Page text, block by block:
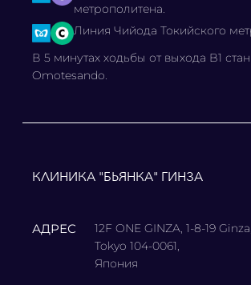
метрополитена.
Линия Чийода Токийского
В 5 минутах ходьбы от выхода B1
Omotesando.
КЛИНИКА "БЬЯНКА" ГИНЗА
АДРЕС
12F ONE GINZA, 1-8-19
Tokyo 104-0061,
Япония